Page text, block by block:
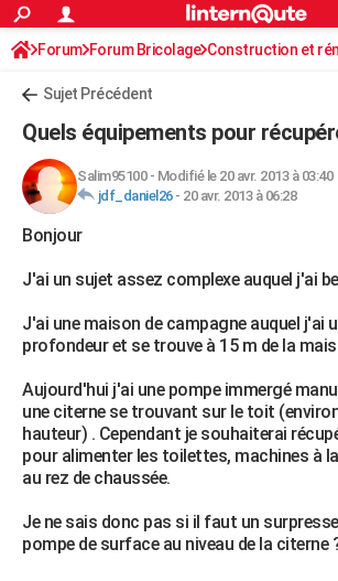
ACTUALITÉS
Politique
Société
Faits Divers
Education
Monde
Villes
+
FINANCE
Retraite
Impôts
Epargne
Immobilier
Risques naturels par ville
Banque
Assurance
Crédit
AUTO
Essais
Réserver un essai
Citadines
Berlines
SUV
Forum auto
+HIGH-TECH
Mobiles
Meilleur smartphone
Internet
Ordinateurs
Jeux vidéo
Guide high-tech
+
Forum
Aménagement intérieur
Extérieur
Cuisine
Salle de bains
Jardinage
Rangement
WEEK-END
Guides de France
Escapades
Patrimoine
Expositions
Musées
Week-end nature
LIFESTYLE
Art de vivre
Bien-être
Loisirs
ModeModes de vie
SANTE
Alimentation
Guide de la santé
Maladies
Médicaments
Sommeil
VOYAGE
Destinations
City break
Voyage nature
Voyage de noces
Forum
Climat
PHOTO
S'inscrire
Connexion
Forum Forum Bricolage Construction et
Sujet Précédent
Quels équipements pour
Salim95100- Modifié le 20 avr. 2013 à 03:40
jdf_daniel26- 20 avr. 2013 à 06:28
Bonjour
J'ai un sujet assez complexe auquel j'ai
J'ai une maison de campagne auquel j'ai
profondeur et se trouve à 15 m de la
Aujourd'hui j'ai une pompe immergé
une citerne se trouvant sur le toit
hauteur) . Cependant je souhaiterai
pour alimenter les toilettes, machines à
au rez de chaussée.
Je ne sais donc pas si il faut un
pompe de surface au niveau de la citerne